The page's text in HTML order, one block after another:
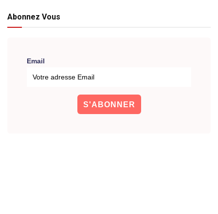
Abonnez Vous
Email